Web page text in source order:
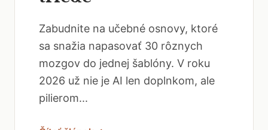
Zabudnite na učebné osnovy, ktoré
sa snažia napasovať 30 rôznych
mozgov do jednej šablóny. V roku
2026 už nie je AI len doplnkom, ale
pilierom...